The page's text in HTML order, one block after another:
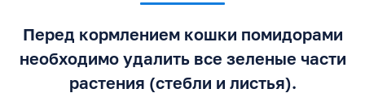
Перед кормлением кошки помидорами
необходимо удалить все зеленые части
растения (стебли и листья).